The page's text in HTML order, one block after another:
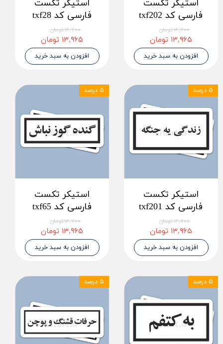
استیکر تکست
فارسی کد txf202
۱۴,۷۰۰ تومان
۱۳,۹۶۵ تومان
افزودن به سبد خرید
استیکر تکست
فارسی کد txf28
۱۴,۷۰۰ تومان
۱۳,۹۶۵ تومان
افزودن به سبد خرید
استیکر تکست
فارسی کد txf201
۱۴,۷۰۰ تومان
۱۳,۹۶۵ تومان
افزودن به سبد خرید
۵ درصد
استیکر تکست
فارسی کد txf65
۱۴,۷۰۰ تومان
۱۳,۹۶۵ تومان
افزودن به سبد خرید
۵ درصد
۵ درصد ۵ درصد